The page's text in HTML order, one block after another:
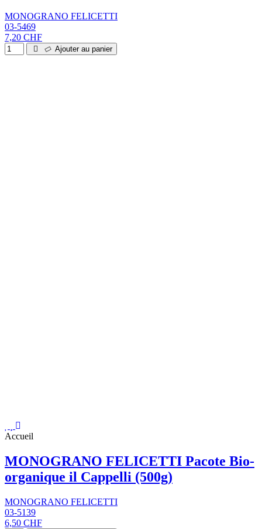
MONOGRANO FELICETTI
03-5469
7,20 CHF
Ajouter au panier
Accueil
MONOGRANO FELICETTI Pacote Bio-
organique il Cappelli (500g)
MONOGRANO FELICETTI
03-5139
6,50 CHF